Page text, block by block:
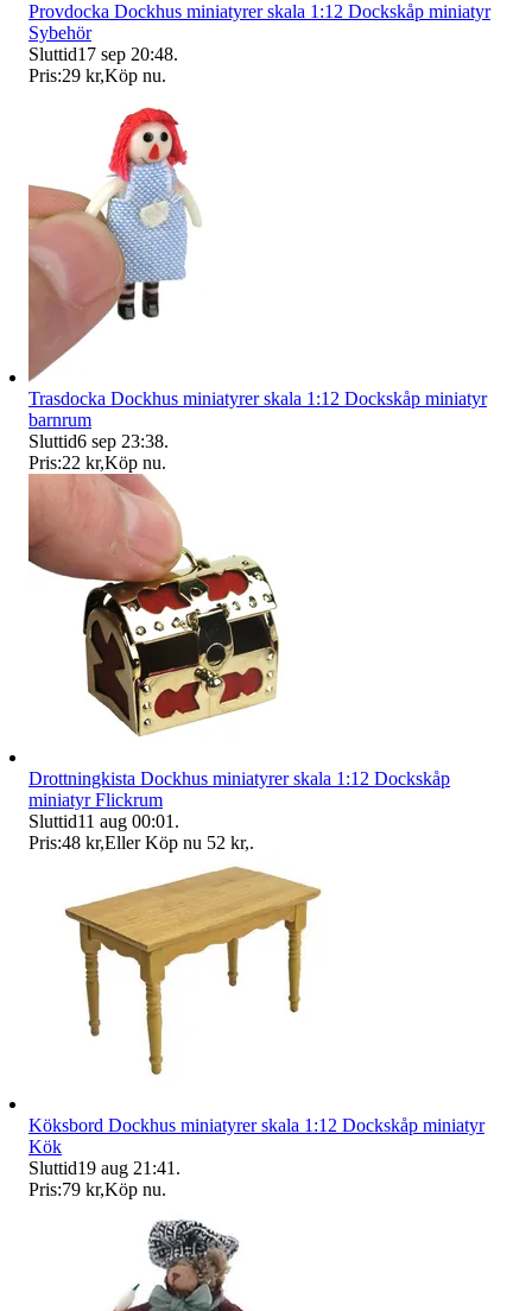
Provdocka Dockhus miniatyrer skala 1:12 Dockskåp miniatyr
Sybehör
Sluttid17 sep 20:48.
Pris:29 kr,Köp nu.
Trasdocka Dockhus miniatyrer skala 1:12 Dockskåp miniatyr
barnrum
Sluttid6 sep 23:38.
Pris:22 kr,Köp nu.
Drottningkista Dockhus miniatyrer skala 1:12 Dockskåp
miniatyr Flickrum
Sluttid11 aug 00:01 .
Pris:48 kr,Eller Köp nu 52 kr,.
Köksbord Dockhus miniatyrer skala 1:12 Dockskåp miniatyr
Kök
Sluttid19 aug 21:41 .
Pris:79 kr,Köp nu.